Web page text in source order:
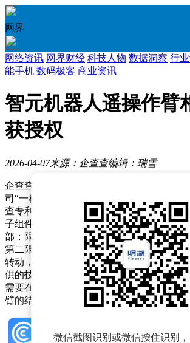
网界
网络资讯 网界财经 科技人物 数据洞察 行
能手机 数码极客 商业资讯
智元机器人遥操作臂
获授权
2026-04-07来源：企查查编辑：瑞雪
企查查APP显示，近日，智元创新（上海
司“一种关节模组、遥操作臂及遥操作设备
查专利摘要显示，该方法包括：转子组件
子组件与所述定子组件转动连接，所述转
部；限位件，所述限位件设于所述定子组
第二限位部，所述转子组件相对于所述定
转动，所述第一限位部能够与所述第二限
供的技术方案，限位件集成在关节模组上
需要在遥操作臂中再额外设置限位组件，
臂的结构更加简单和紧凑，以便于实现遥操
微信截图识别或微信按住识别